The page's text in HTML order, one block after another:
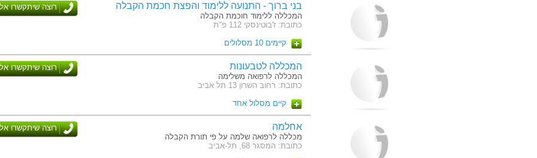
בני ברוך - התנועה ללימוד והפצת חכמת הקבלה
המכללה ללימוד חוכמת הקבלה
כתובת: ז'בוטינסקי 112 פ"ת
רוצה שיתקשרו
קיימים 10 מסלולים
המכללה לטבעונות
המכללה לרפואה משלימה
כתובת: רחוב השרון 13 תל אביב
רוצה שיתקשרו
קיים מסלול אחד
אחלמה
מכללה לרפואה שלמה על פי תורת הקבלה
כתובת: המסגר 68, תל-אביב
רוצה שיתקשרו